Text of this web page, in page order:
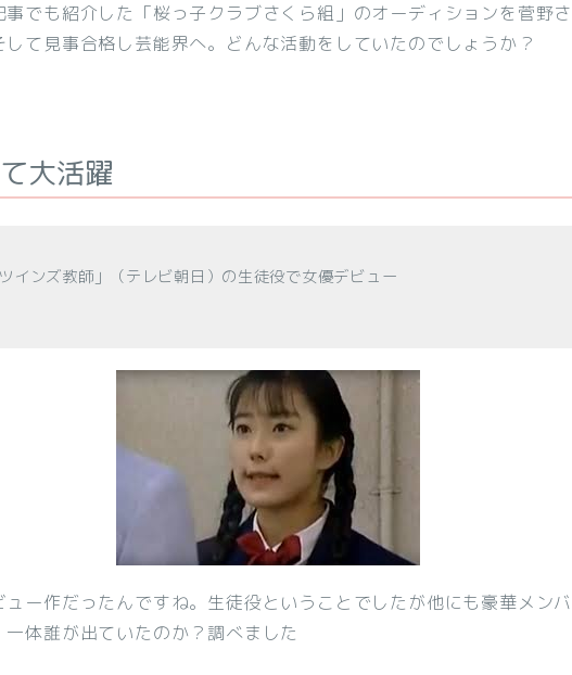
事でも紹介した「桜っ子クラブさくら組」のオーディションを菅野
して見事合格し芸能界へ。どんな活動をしていたのでしょうか？
大活躍
インズ教師」（テレビ朝日）の生徒役で女優デビュー
ュー作だったんですね。生徒役ということでしたが他にも豪華メン
体誰が出ていたのか？調べました